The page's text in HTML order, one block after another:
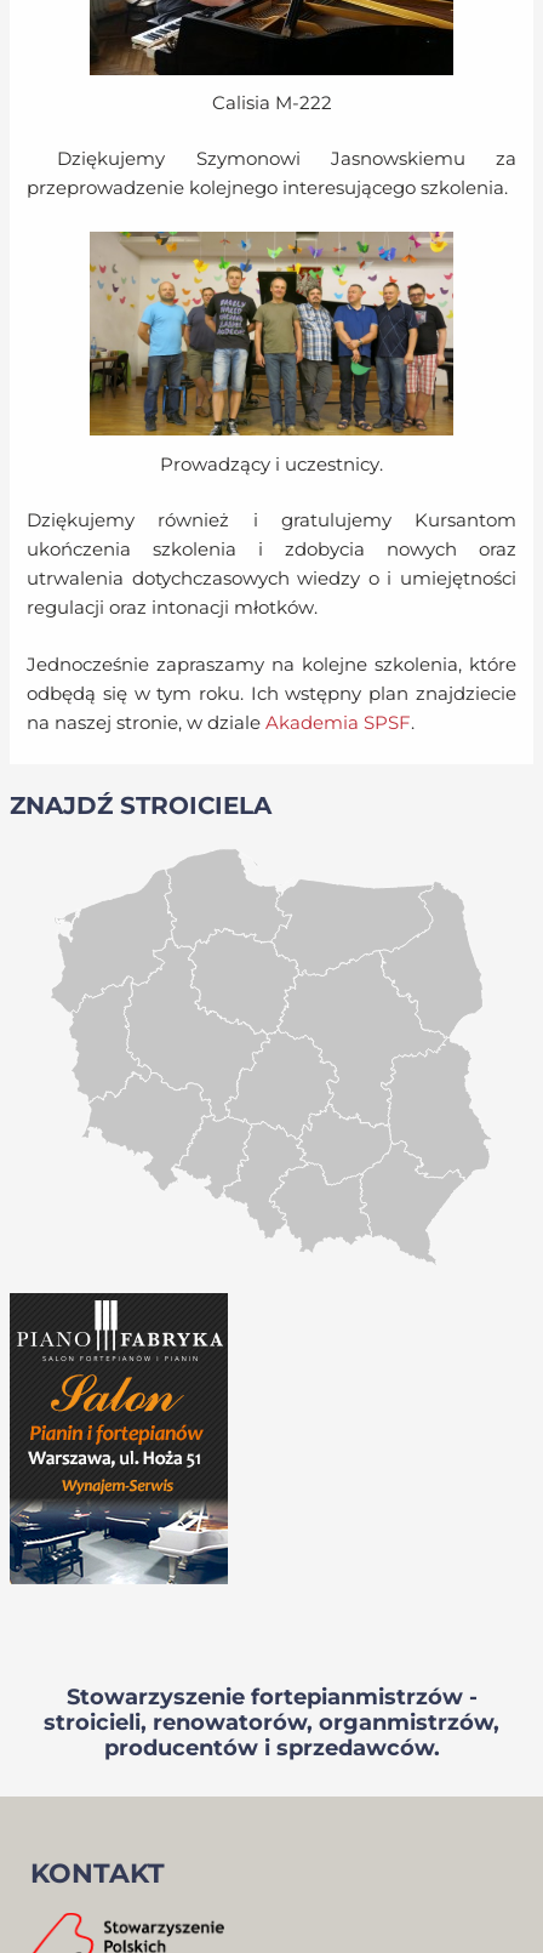
ZNAJDŹ STROICIELA
Calisia M-222
Dziękujemy Szymonowi Jasnowskiemu za
przeprowadzenie kolejnego interesującego szkolenia.
Prowadzący i uczestnicy.
Dziękujemy również i gratulujemy Kursantom
ukończenia szkolenia i zdobycia nowych oraz
utrwalenia dotychczasowych wiedzy o i umiejętności
regulacji oraz intonacji młotków.
Jednocześnie zapraszamy na kolejne szkolenia, które
odbędą się w tym roku. Ich wstępny plan znajdziecie
na naszej stronie, w dzialeAkademia SPSF.
Stowarzyszenie fortepianmistrzów -
stroicieli, renowatorów, organmistrzów,
producentów i sprzedawców.
KONTAKT